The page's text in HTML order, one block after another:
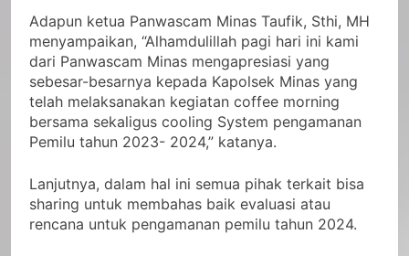
Adapun ketua Panwascam Minas Taufik, Sthi, MH
menyampaikan, “Alhamdulillah pagi hari ini kami
dari Panwascam Minas mengapresiasi yang
sebesar-besarnya kepada Kapolsek Minas yang
telah melaksanakan kegiatan coffee morning
bersama sekaligus cooling System pengamanan
Pemilu tahun 2023- 2024,” katanya.
Lanjutnya, dalam hal ini semua pihak terkait bisa
sharing untuk membahas baik evaluasi atau
rencana untuk pengamanan pemilu tahun 2024.